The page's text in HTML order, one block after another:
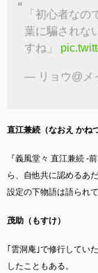
「初心者な
葉に騙されな
すね」
— リョウ@メ
直江兼続（なおえ かね
『義風堂々 直江兼続 -
ら、自他共に認めるあ
設定の下物語は語られて
茂助（もすけ）
｢雲洞庵｣で修行してい
したこともある。